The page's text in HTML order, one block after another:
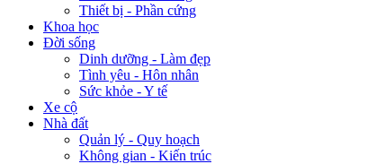
Thiết bị - Phần cứng
Khoa học
Đời sống
Dinh dưỡng - Làm đẹp
Tình yêu - Hôn nhân
Sức khỏe - Y tế
Xe cộ
Nhà đất
Quản lý - Quy hoạch
Không gian - Kiến trúc